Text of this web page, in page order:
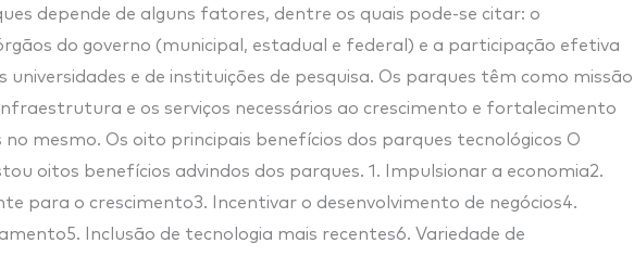
depende de alguns fatores, dentre os quais pode-se citar: o
do governo (municipal, estadual e federal) e a participação efetiva
universidades e de instituições de pesquisa. Os parques têm como missão
infraestrutura e os serviços necessários ao crescimento e fortalecimento
mesmo. Os oito principais benefícios dos parques tecnológicos O
oitos benefícios advindos dos parques. 1. Impulsionar a economia2.
para o crescimento3. Incentivar o desenvolvimento de negócios4.
Inclusão de tecnologia mais recentes6. Variedade de